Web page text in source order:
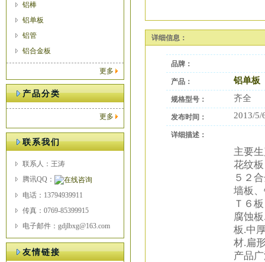
铝棒
铝单板
铝管
铝合金板
更多
产品分类
更多
联系我们
联系人：王涛
腾讯QQ：
电话：13794939911
传真：0769-85399915
电子邮件：gdjlbxg@163.com
友情链接
详细信息：
品牌：
产品： 铝单板
规格型号： 齐全
发布时间： 2013/5/
详细描述：
主要
花纹
５２
墙板
Ｔ６
腐蚀
板.中
材.扁
产品